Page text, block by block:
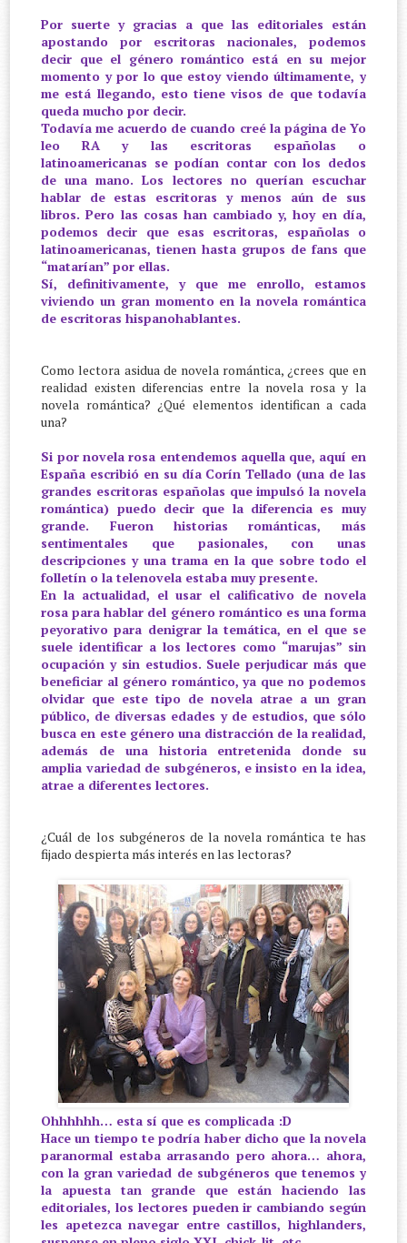
Por suerte y gracias a que las editoriales están
apostando por escritoras nacionales, podemos
decir que el género romántico está en su mejor
momento y por lo que estoy viendo últimamente, y
me está llegando, esto tiene visos de que todavía
queda mucho por decir.
Todavía me acuerdo de cuando creé la página de Yo
leo RA y las escritoras españolas o
latinoamericanas se podían contar con los dedos
de una mano. Los lectores no querían escuchar
hablar de estas escritoras y menos aún de sus
libros. Pero las cosas han cambiado y, hoy en día,
podemos decir que esas escritoras, españolas o
latinoamericanas, tienen hasta grupos de fans que
“matarían” por ellas.
Sí, definitivamente, y que me enrollo, estamos
viviendo un gran momento en la novela romántica
de escritoras hispanohablantes.
Como lectora asidua de novela romántica, ¿crees que en
realidad existen diferencias entre la novela rosa y la
novela romántica? ¿Qué elementos identifican a cada
una?
Si por novela rosa entendemos aquella que, aquí en
España escribió en su día Corín Tellado (una de las
grandes escritoras españolas que impulsó la novela
romántica) puedo decir que la diferencia es muy
grande. Fueron historias románticas, más
sentimentales que pasionales, con unas
descripciones y una trama en la que sobre todo el
folletín o la telenovela estaba muy presente.
En la actualidad, el usar el calificativo de novela
rosa para hablar del género romántico es una forma
peyorativo para denigrar la temática, en el que se
suele identificar a los lectores como “marujas” sin
ocupación y sin estudios. Suele perjudicar más que
beneficiar al género romántico, ya que no podemos
olvidar que este tipo de novela atrae a un gran
público, de diversas edades y de estudios, que sólo
busca en este género una distracción de la realidad,
además de una historia entretenida donde su
amplia variedad de subgéneros, e insisto en la idea,
atrae a diferentes lectores.
¿Cuál de los subgéneros de la novela romántica te has
fijado despierta más interés en las lectoras?
Ohhhhhh… esta sí que es complicada :D
Hace un tiempo te podría haber dicho que la novela
paranormal estaba arrasando pero ahora… ahora,
con la gran variedad de subgéneros que tenemos y
la apuesta tan grande que están haciendo las
editoriales, los lectores pueden ir cambiando según
les apetezca navegar entre castillos, highlanders,